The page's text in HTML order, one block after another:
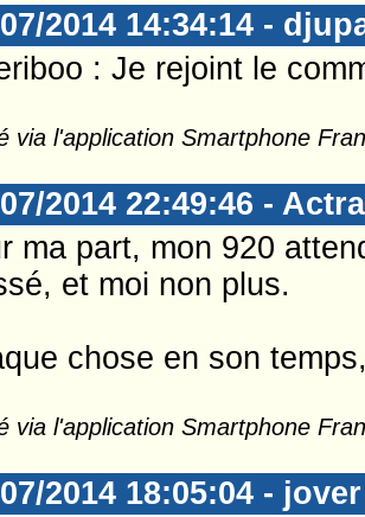
2014 14:34:14 -
: Je rejoint le
via l'application Smartphone
2014 22:49:46 -
ma part, mon 920
et moi non plus.
chose en son
via l'application Smartphone
2014 18:05:04 - jover